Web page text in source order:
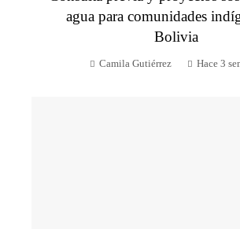
agua para comunidades
Bolivia
Camila Gutiérrez Hace 3